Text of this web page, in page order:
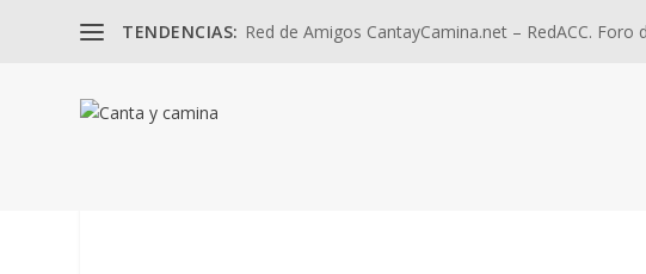
TENDENCIAS: Red de Amigos CantayCamina.net – RedACC. Foro